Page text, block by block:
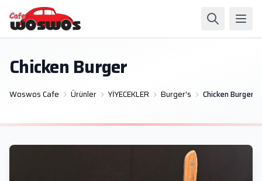
Chicken Burger
Woswos Cafe Ürünler YİYECEKLER Burger's Chicken Burger